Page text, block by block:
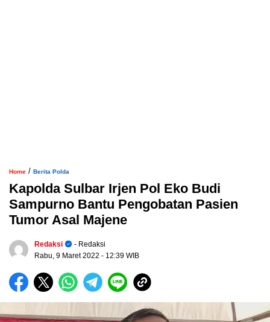
Home / Berita Polda
Kapolda Sulbar Irjen Pol Eko Budi
Sampurno Bantu Pengobatan Pasien
Tumor Asal Majene
Redaksi
- Redaksi
Rabu, 9 Maret 2022 - 12:39 WIB